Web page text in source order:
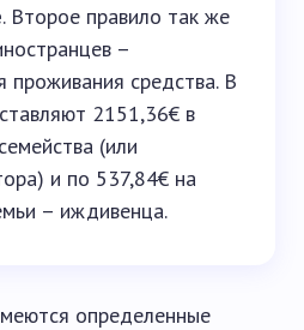
. Второе правило так же
–
средства. В
2151,36€ в
(или
и по 537,84€ на
– иждивенца.
определенные